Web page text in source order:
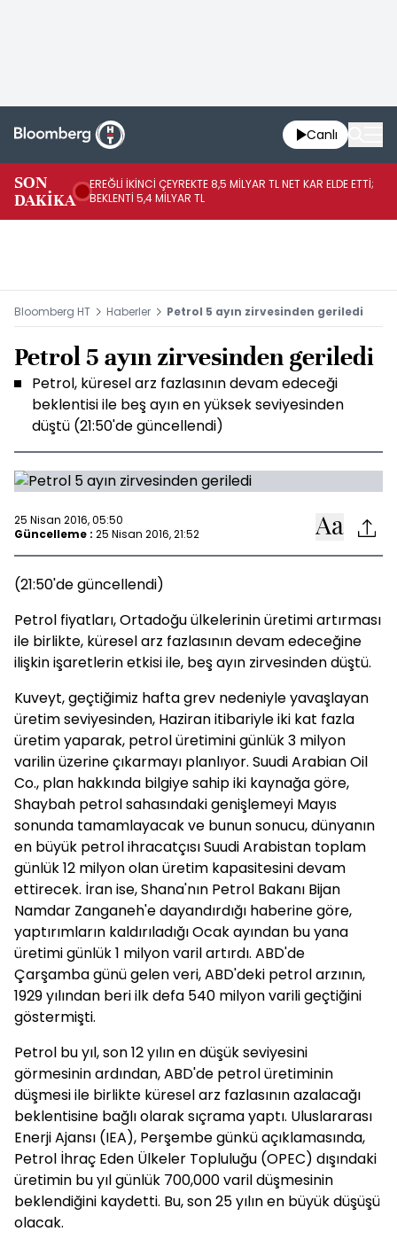
Canlı
SON
DAKİKA
EREĞLİ İKİNCİ ÇEYREKTE 8,5 MİLYAR TL NET KAR ELDE ETTİ;
BEKLENTİ 5,4 MİLYAR TL
Bloomberg HT Haberler Petrol 5 ayın zirvesinden geriledi
Petrol 5 ayın zirvesinden geriledi
Petrol, küresel arz fazlasının devam edeceği
beklentisi ile beş ayın en yüksek seviyesinden
düştü (21:50'de güncellendi)
25 Nisan 2016, 05:50
Güncelleme : 25 Nisan 2016, 21:52
(21:50'de güncellendi)
Petrol fiyatları, Ortadoğu ülkelerinin üretimi artırması
ile birlikte, küresel arz fazlasının devam edeceğine
ilişkin işaretlerin etkisi ile, beş ayın zirvesinden düştü.
Kuveyt, geçtiğimiz hafta grev nedeniyle yavaşlayan
üretim seviyesinden, Haziran itibariyle iki kat fazla
üretim yaparak, petrol üretimini günlük 3 milyon
varilin üzerine çıkarmayı planlıyor. Suudi Arabian Oil
Co., plan hakkında bilgiye sahip iki kaynağa göre,
Shaybah petrol sahasındaki genişlemeyi Mayıs
sonunda tamamlayacak ve bunun sonucu, dünyanın
en büyük petrol ihracatçısı Suudi Arabistan toplam
günlük 12 milyon olan üretim kapasitesini devam
ettirecek. İran ise, Shana'nın Petrol Bakanı Bijan
Namdar Zanganeh'e dayandırdığı haberine göre,
yaptırımların kaldırıladığı Ocak ayından bu yana
üretimi günlük 1 milyon varil artırdı. ABD'de
Çarşamba günü gelen veri, ABD'deki petrol arzının,
1929 yılından beri ilk defa 540 milyon varili geçtiğini
göstermişti.
Petrol bu yıl, son 12 yılın en düşük seviyesini
görmesinin ardından, ABD'de petrol üretiminin
düşmesi ile birlikte küresel arz fazlasının azalacağı
beklentisine bağlı olarak sıçrama yaptı. Uluslararası
Enerji Ajansı (IEA), Perşembe günkü açıklamasında,
Petrol İhraç Eden Ülkeler Topluluğu (OPEC) dışındaki
üretimin bu yıl günlük 700,000 varil düşmesinin
beklendiğini kaydetti. Bu, son 25 yılın en büyük düşüşü
olacak.